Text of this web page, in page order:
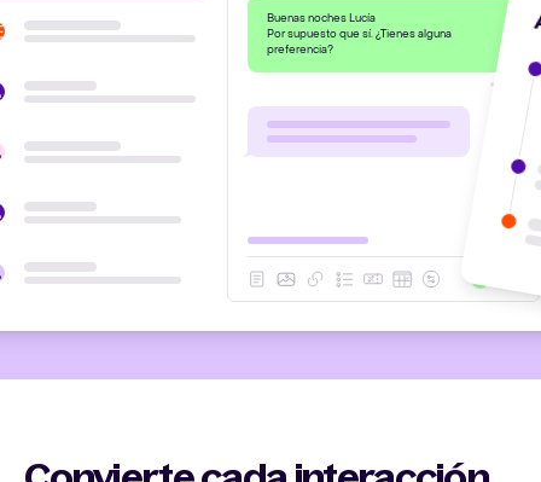
Buenas noches Lucía
Por supuesto que sí. ¿Tienes alguna
preferencia?